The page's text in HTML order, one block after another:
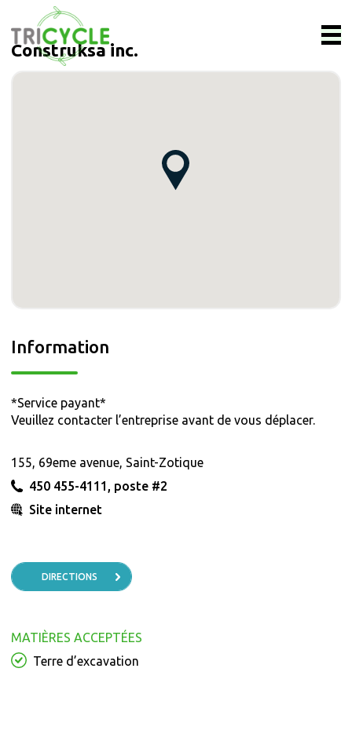
Construksa inc.
Information
*Service payant*
Veuillez contacter l’entreprise avant de vous déplacer.
155, 69eme avenue, Saint-Zotique
450 455-4111, poste #2
Site internet
DIRECTIONS
MATIÈRES ACCEPTÉES
Terre d’excavation